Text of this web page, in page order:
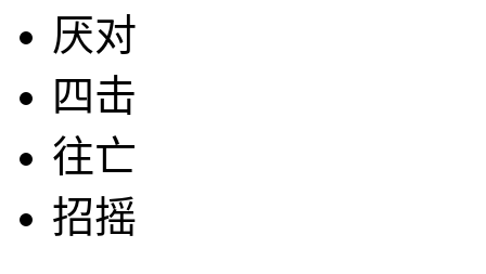
厌对
四击
往亡
招摇